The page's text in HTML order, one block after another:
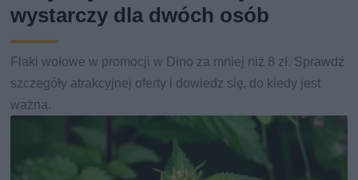
wystarczy dla dwóch osób
Flaki wołowe w promocji w Dino za mniej niż 8 zł. Sprawdź
szczegóły atrakcyjnej oferty i dowiedz się, do kiedy jest
ważna.